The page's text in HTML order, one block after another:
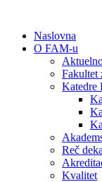
Naslovna
O FAM-u
Fakultet
Katedre
Reč
Kvalitet